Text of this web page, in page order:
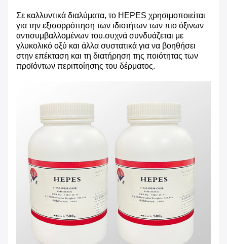
Σε καλλυντικά διαλύματα, το HEPES χρησιμοποιείται
για την εξισορρόπηση των ιδιοτήτων των πιο όξινων
αντισυμβαλλομένων του.συχνά συνδυάζεται με
γλυκολικό οξύ και άλλα συστατικά για να βοηθήσει
στην επέκταση και τη διατήρηση της ποιότητας των
προϊόντων περιποίησης του δέρματος.